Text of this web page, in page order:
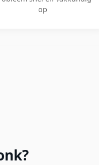
op